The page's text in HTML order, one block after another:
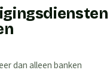
dan alleen banken